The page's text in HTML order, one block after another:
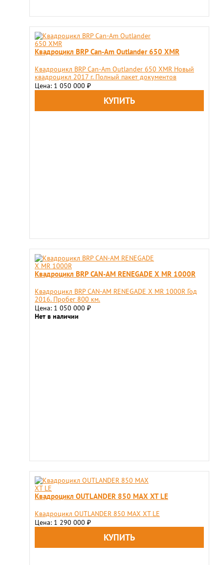
Квадроцикл BRP Can-Am Outlander 650 XMR
Квадроцикл BRP Can-Am Outlander 650 XMR Новый
квадроцикл 2017 г. Полный пакет документов
Цена: 1 050 000 ₽
Квадроцикл BRP CAN-AM RENEGADE X MR 1000R
Квадроцикл BRP CAN-AM RENEGADE X MR 1000R Год
2016. Пробег 800 км.
Цена: 1 050 000 ₽
Нет в наличии
Квадроцикл OUTLANDER 850 MAX XT LE
Квадроцикл OUTLANDER 850 MAX XT LE
Цена: 1 290 000 ₽